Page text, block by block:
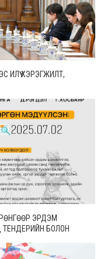
ИЛҮҮ ХЭРЭГЖИЛТ,
ЭРДЭМ
БОЛОН